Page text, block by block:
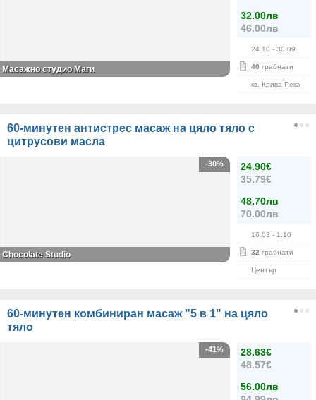
32.00лв
46.00лв
24.10 - 30.09
40 грабнати
кв. Крива Река
Масажно студио Маги
60-минутен антистрес масаж на цяло тяло с
цитрусови масла
24.90€
35.79€
48.70лв
70.00лв
16.03 - 1.10
32 грабнати
Център
-30%
Chocolate Studio
60-минутен комбиниран масаж "5 в 1" на цяло
тяло
28.63€
48.57€
56.00лв
-41%